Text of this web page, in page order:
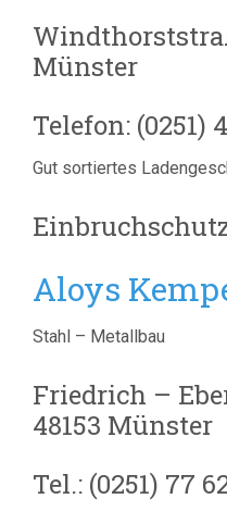
Münster
Telefon: (0251)
Gut sortiertes
Aloys
Stahl – Metallbau
Friedrich –
48153 Münster
Tel.: (0251) 77